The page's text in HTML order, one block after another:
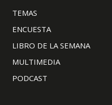
TEMAS
ENCUESTA
LIBRO DE LA SEMANA
MULTIMEDIA
PODCAST